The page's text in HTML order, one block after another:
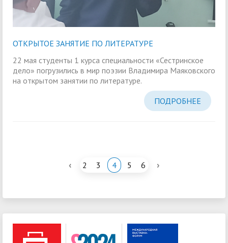
ОТКРЫТОЕ ЗАНЯТИЕ ПО ЛИТЕРАТУРЕ
22 мая студенты 1 курса специальности «Сестринское
дело» погрузились в мир поэзии Владимира Маяковского
на открытом занятии по литературе.
ПОДРОБНЕЕ
‹ 2 3 4 5 6 ›